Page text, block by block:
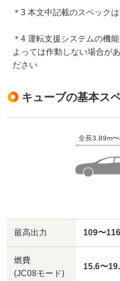
＊3 本文中記載のスペック
＊4 運転支援システムの機
よっては作動しない場合が
ださい
キューブの基本ス
全長3.89m
最高出力 109〜
燃費
(JC08モード)
15.6〜